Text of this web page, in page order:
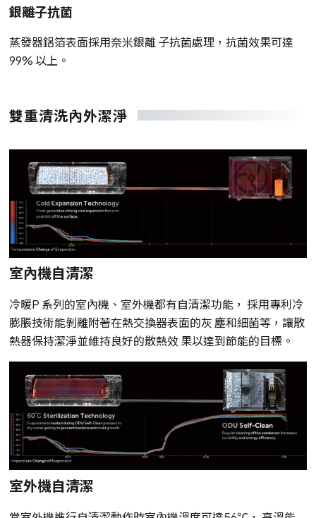
銀離子抗菌
蒸發器鋁箔表面採用奈米銀離 子抗菌處理，抗菌效果可達
99% 以上。
雙重清洗內外潔淨
室內機自清潔
冷暖P 系列的室內機、室外機都有自清潔功能， 採用專利冷
膨脹技術能剝離附著在熱交換器表面的灰 塵和細菌等，讓散
熱器保持潔淨並維持良好的散熱效 果以達到節能的目標。
室外機自清潔